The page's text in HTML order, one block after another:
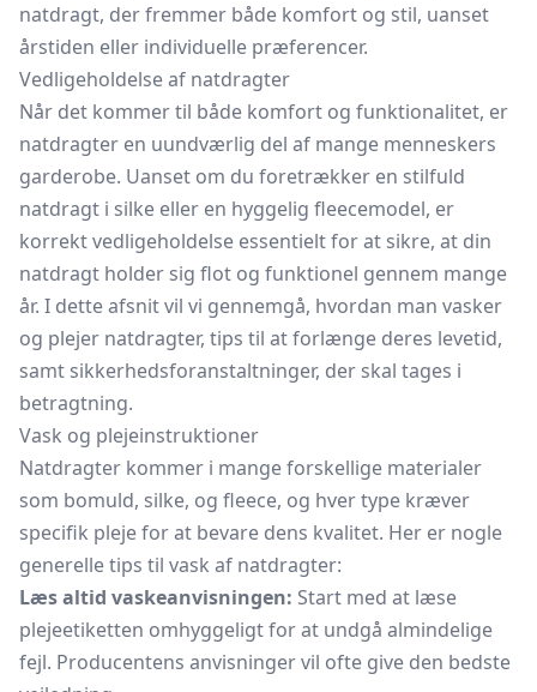
natdragt, der fremmer både komfort og stil, uanset
årstiden eller individuelle præferencer.
Vedligeholdelse af natdragter
Når det kommer til både komfort og funktionalitet, er
natdragter en uundværlig del af mange menneskers
garderobe. Uanset om du foretrækker en stilfuld
natdragt i silke eller en hyggelig fleecemodel, er
korrekt vedligeholdelse essentielt for at sikre, at din
natdragt holder sig flot og funktionel gennem mange
år. I dette afsnit vil vi gennemgå, hvordan man vasker
og plejer natdragter, tips til at forlænge deres levetid,
samt sikkerhedsforanstaltninger, der skal tages i
betragtning.
Vask og plejeinstruktioner
Natdragter kommer i mange forskellige materialer
som bomuld, silke, og fleece, og hver type kræver
specifik pleje for at bevare dens kvalitet. Her er nogle
generelle tips til vask af natdragter:
Læs altid vaskeanvisningen: Start med at læse
plejeetiketten omhyggeligt for at undgå almindelige
fejl. Producentens anvisninger vil ofte give den bedste